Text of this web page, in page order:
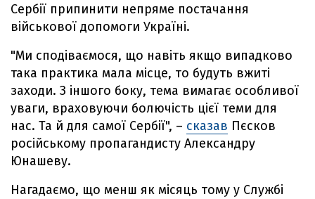
Сербії припинити непряме постачання
військової допомоги Україні.
"Ми сподіваємося, що навіть якщо випадково
така практика мала місце, то будуть вжиті
заходи. З іншого боку, тема вимагає особливої
уваги, враховуючи болючість цієї теми для
нас. Та й для самої Сербії", – сказав Пєсков
російському пропагандисту Александру
Юнашеву.
Нагадаємо, що менш як місяць тому у Службі